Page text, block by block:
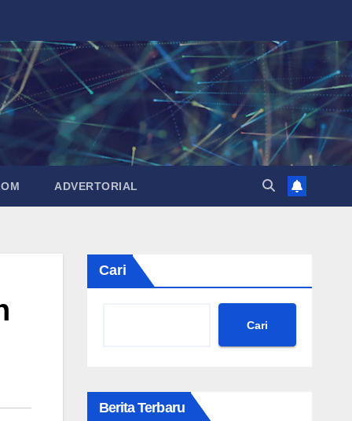
ADVERTORIAL
Cari
Cari
Berita Terbaru